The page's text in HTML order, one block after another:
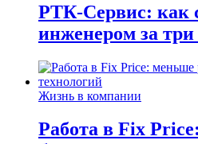
РТК-Сервис: как
инженером за три
Жизнь в компании
Работа в Fix